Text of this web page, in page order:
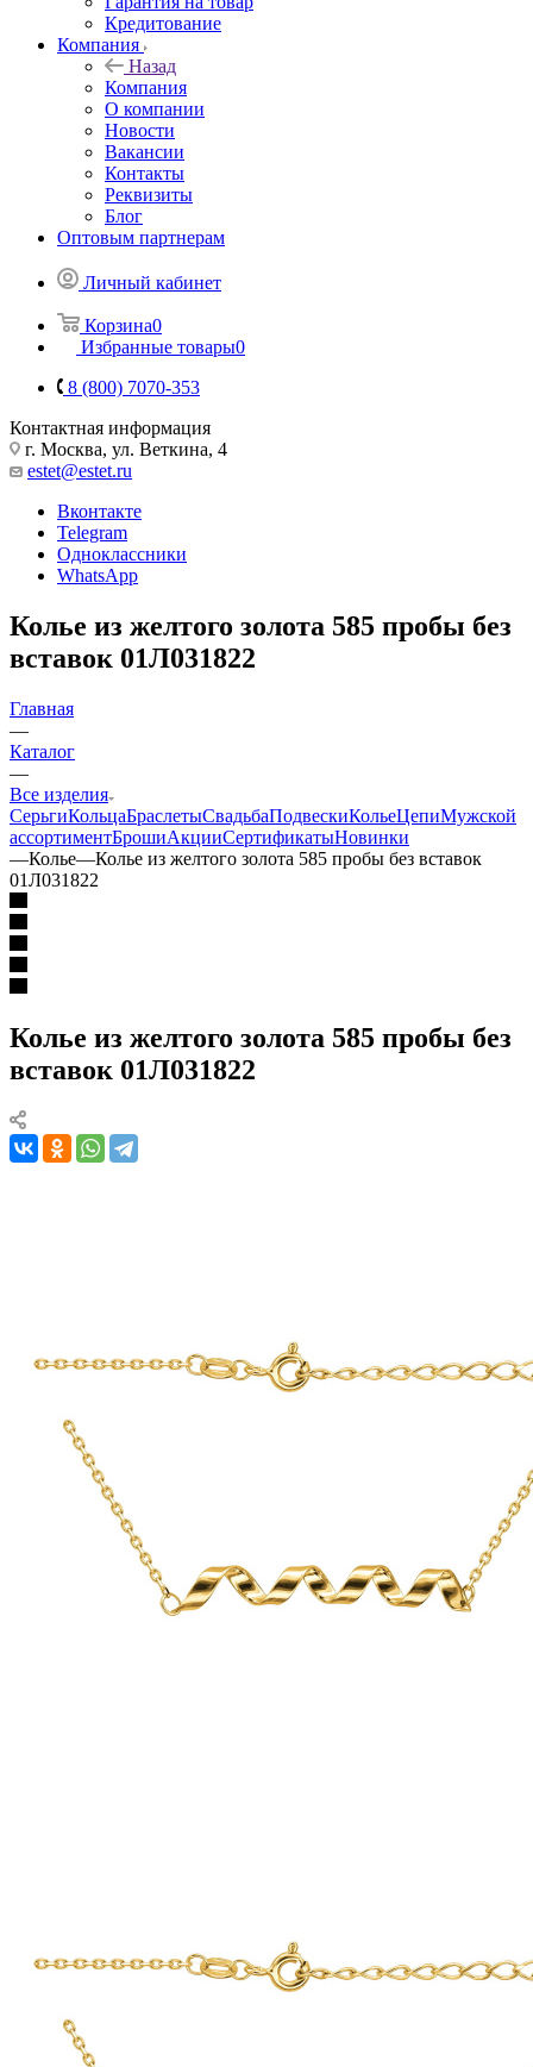
Кредитование
Компания
Назад
Компания
О компании
Новости
Вакансии
Контакты
Реквизиты
Блог
Оптовым партнерам
Личный кабинет
Корзина0
Избранные товары0
8 (800) 7070-353
Контактная информация
г. Москва, ул. Веткина, 4
estet@estet.ru
Вконтакте
Telegram
Одноклассники
WhatsApp
Колье из желтого золота 585 пробы без
вставок 01Л031822
Главная
—
Каталог
—
Все изделия
СерьгиКольцаБраслетыСвадьбаПодвескиКольеЦепиМужской
ассортиментБрошиАкцииСертификатыНовинки
—Колье—Колье из желтого золота 585 пробы без вставок
01Л031822
Колье из желтого золота 585 пробы без
вставок 01Л031822